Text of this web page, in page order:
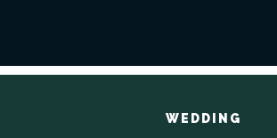
WEDDING